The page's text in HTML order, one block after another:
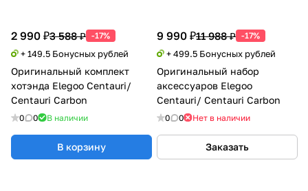
2 990 ₽3 588 ₽ -17%
+ 149.5 Бонусных рублей
Оригинальный комплект
хотэнда Elegoo Centauri/
Centauri Carbon
0 0 В наличии
В корзину
9 990 ₽11 988 ₽ -17%
+ 499.5 Бонусных рублей
Оригинальный набор
аксессуаров Elegoo
Centauri/ Centauri Carbon
0 0 Нет в наличии
Заказать